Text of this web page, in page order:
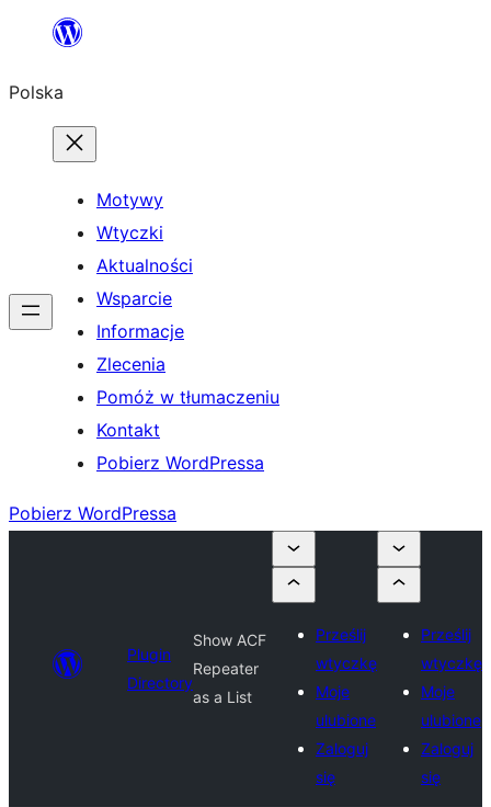
Przejdź
treści
Polska
Motywy
Wtyczki
Aktualności
Wsparcie
Informacje
Zlecenia
Pomóż w tłumaczeniu
Kontakt
Pobierz WordPressa
Pobierz WordPressa
Plugin
Directory
Show ACF
Repeater
as a List
Prześlij
wtyczkę
Moje
ulubione
Zaloguj
się
Prześlij
wtyczkę
Moje
ulubione
Zaloguj
się